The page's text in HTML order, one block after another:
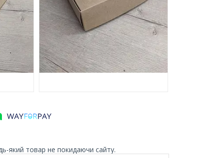
який товар не покидаючи сайту.